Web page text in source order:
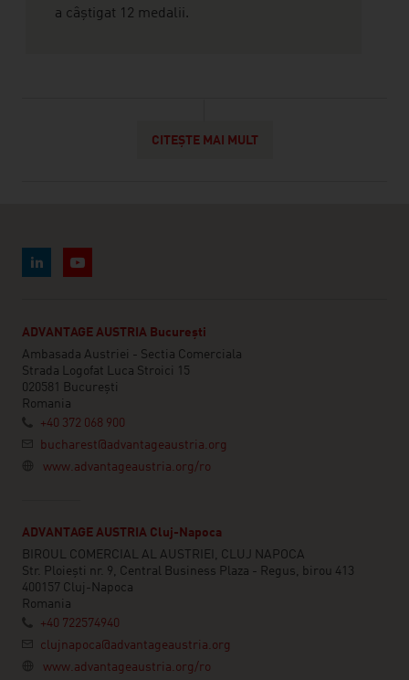
a câștigat 12 medalii.
CITEȘTE MAI MULT
ADVANTAGE AUSTRIA București
Ambasada Austriei - Sectia Comerciala
Strada Logofat Luca Stroici 15
020581 București
Romania
+40 372 068 900
bucharest@advantageaustria.org
www.advantageaustria.org/ro
ADVANTAGE AUSTRIA Cluj-Napoca
BIROUL COMERCIAL AL AUSTRIEI, CLUJ NAPOCA
Str. Ploiești nr. 9, Central Business Plaza - Regus, birou 413
400157 Cluj-Napoca
Romania
+40 722574940
clujnapoca@advantageaustria.org
www.advantageaustria.org/ro